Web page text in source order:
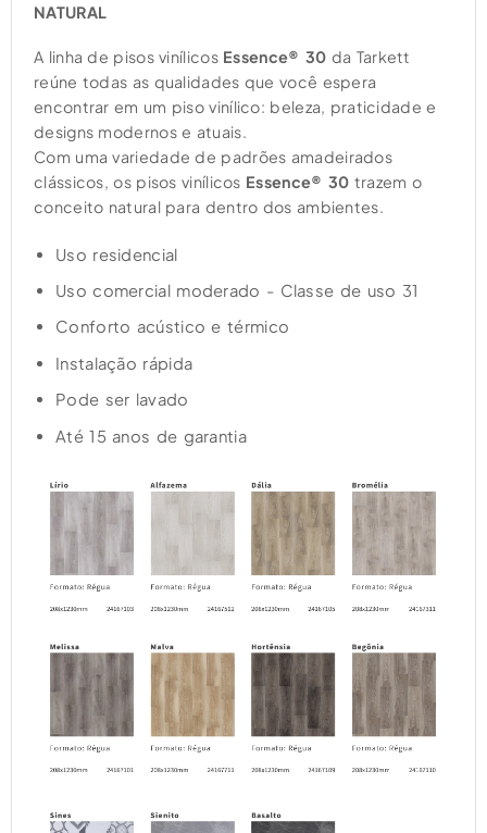
NATURAL
A linha de pisos vinílicos Essence® 30 da Tarkett
reúne todas as qualidades que você espera
encontrar em um piso vinílico: beleza, praticidade e
designs modernos e atuais.
Com uma variedade de padrões amadeirados
clássicos, os pisos vinílicos Essence® 30 trazem o
conceito natural para dentro dos ambientes.
Uso residencial
Uso comercial moderado - Classe de uso 31
Conforto acústico e térmico
Instalação rápida
Pode ser lavado
Até 15 anos de garantia